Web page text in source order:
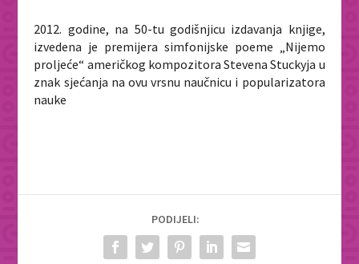
2012. godine, na 50-tu godišnjicu izdavanja knjige,
izvedena je premijera simfonijske poeme „Nijemo
proljeće“ američkog kompozitora Stevena Stuckyja u
znak sjećanja na ovu vrsnu naučnicu i popularizatora
nauke
PODIJELI: